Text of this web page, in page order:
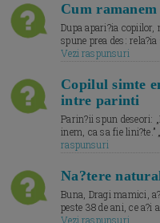
Cum
Dupa apari?ia
spune prea des:
Vezi raspunsuri
Copilul simte
intre parinti
Parin?ii spun deseori:
inem, ca sa fie
raspunsuri
Na?tere
Buna, Dragi mamici,
peste 38 de ani, ce
Vezi raspunsuri